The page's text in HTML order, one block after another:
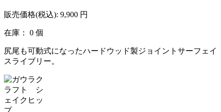
販売価格(税込): 9,900 円
在庫： 0 個
尻尾も可動式になったハードウッド製ジョイントサーフェイ
スライブリー。